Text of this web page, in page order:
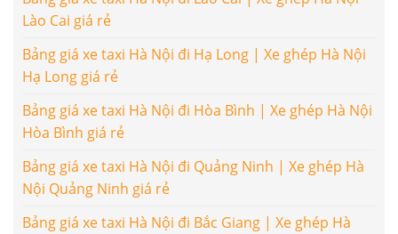
Lào Cai giá rẻ
Bảng giá xe taxi Hà Nội đi Hạ Long | Xe ghép Hà Nội
Hạ Long giá rẻ
Bảng giá xe taxi Hà Nội đi Hòa Bình | Xe ghép Hà Nội
Hòa Bình giá rẻ
Bảng giá xe taxi Hà Nội đi Quảng Ninh | Xe ghép Hà
Nội Quảng Ninh giá rẻ
Bảng giá xe taxi Hà Nội đi Bắc Giang | Xe ghép Hà